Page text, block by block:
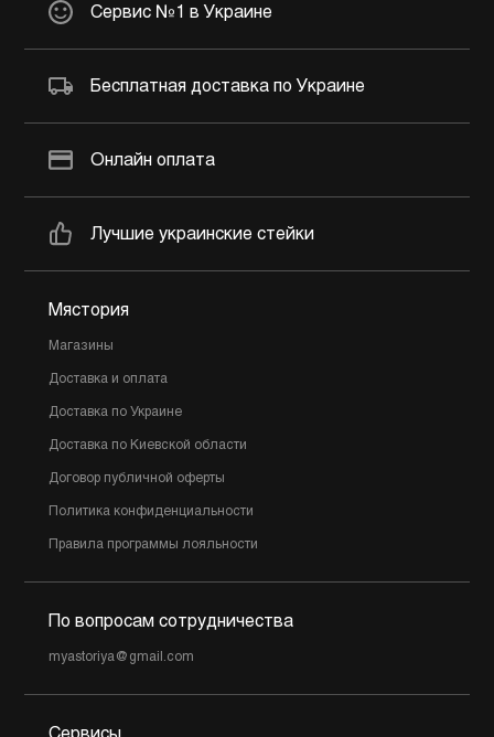
Сервис №1 в Украине
Бесплатная доставка по Украине
Онлайн оплата
Лучшие украинские стейки
Мястория
Магазины
Доставка и оплата
Доставка по Украине
Доставка по Киевской области
Договор публичной оферты
Политика конфиденциальности
Правила программы лояльности
По вопросам сотрудничества
myastoriya@gmail.com